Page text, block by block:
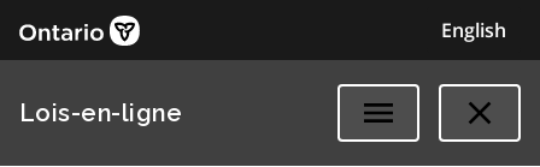
English
Lois-en-ligne